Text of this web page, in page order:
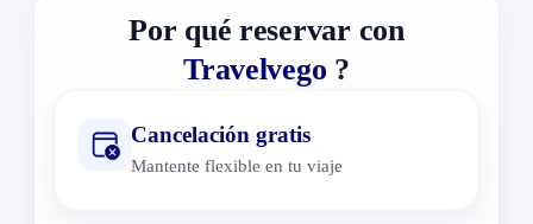
Por qué reservar con
Travelvego ?
Cancelación gratis
Mantente flexible en tu viaje